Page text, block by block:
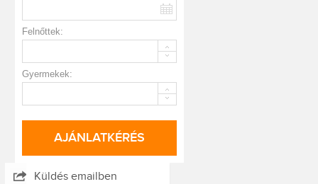
Felnőttek:
Gyermekek:
AJÁNLATKÉRÉS
Küldés emailben